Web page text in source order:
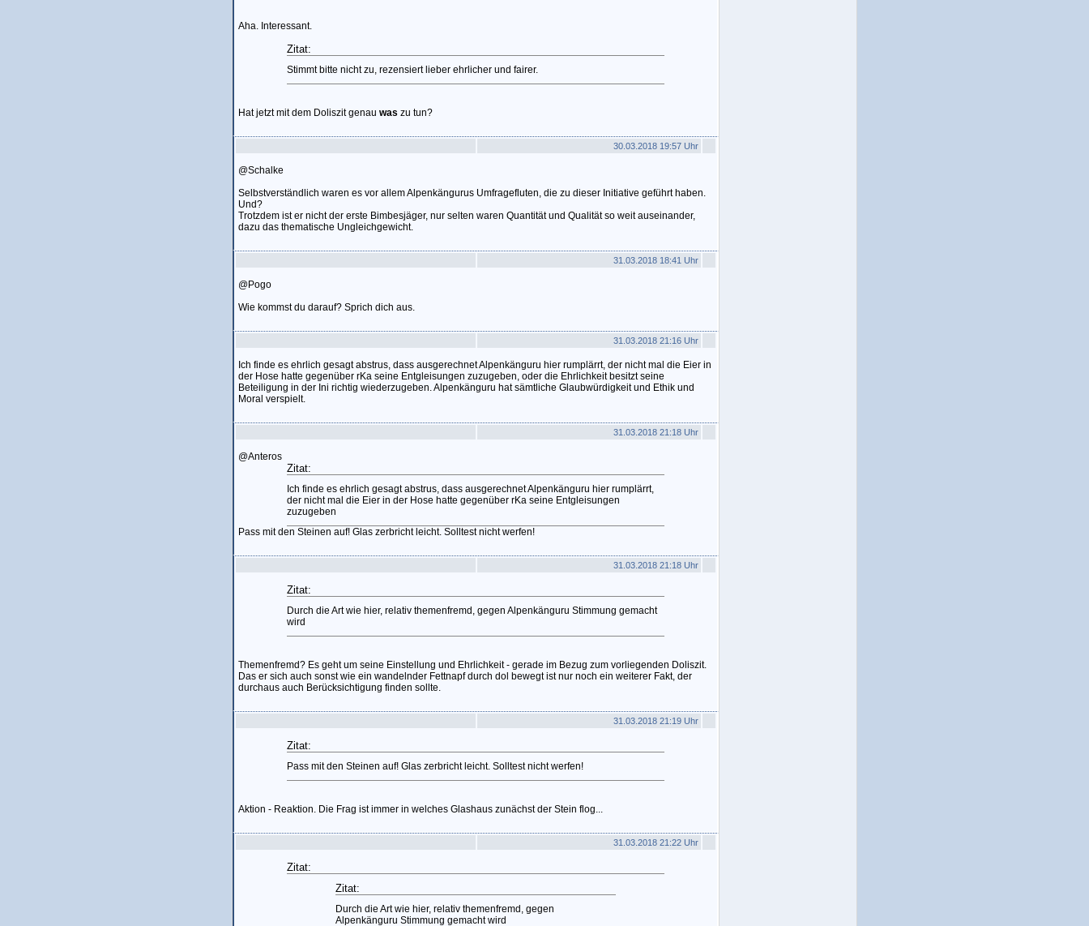
Aha. Interessant.
Zitat:
Stimmt bitte nicht zu, rezensiert lieber ehrlicher und fairer.
Hat jetzt mit dem Doliszit genau was zu tun?
30.03.2018 19:57 Uhr
@Schalke
Selbstverständlich waren es vor allem Alpenkängurus Umfragefluten, die zu dieser Initiative geführt haben.
Und?
Trotzdem ist er nicht der erste Bimbesjäger, nur selten waren Quantität und Qualität so weit auseinander,
dazu das thematische Ungleichgewicht.
31.03.2018 18:41 Uhr
@Pogo
Wie kommst du darauf? Sprich dich aus.
31.03.2018 21:16 Uhr
Ich finde es ehrlich gesagt abstrus, dass ausgerechnet Alpenkänguru hier rumplärrt, der nicht mal die Eier in
der Hose hatte gegenüber rKa seine Entgleisungen zuzugeben, oder die Ehrlichkeit besitzt seine
Beteiligung in der Ini richtig wiederzugeben. Alpenkänguru hat sämtliche Glaubwürdigkeit und Ethik und
Moral verspielt.
31.03.2018 21:18 Uhr
@Anteros
Zitat:
Ich finde es ehrlich gesagt abstrus, dass ausgerechnet Alpenkänguru hier rumplärrt,
der nicht mal die Eier in der Hose hatte gegenüber rKa seine Entgleisungen
zuzugeben
Pass mit den Steinen auf! Glas zerbricht leicht. Solltest nicht werfen!
31.03.2018 21:18 Uhr
Zitat:
Durch die Art wie hier, relativ themenfremd, gegen Alpenkänguru Stimmung gemacht
wird
Themenfremd? Es geht um seine Einstellung und Ehrlichkeit - gerade im Bezug zum vorliegenden Doliszit.
Das er sich auch sonst wie ein wandelnder Fettnapf durch dol bewegt ist nur noch ein weiterer Fakt, der
durchaus auch Berücksichtigung finden sollte.
31.03.2018 21:19 Uhr
Zitat:
Pass mit den Steinen auf! Glas zerbricht leicht. Solltest nicht werfen!
Aktion - Reaktion. Die Frag ist immer in welches Glashaus zunächst der Stein flog...
31.03.2018 21:22 Uhr
Zitat:
Zitat:
Durch die Art wie hier, relativ themenfremd, gegen
Alpenkänguru Stimmung gemacht wird